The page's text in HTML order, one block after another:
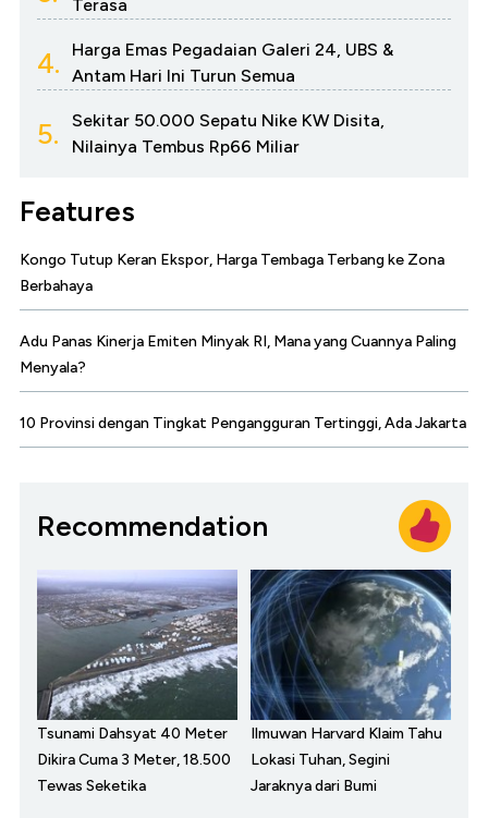
Terasa
4.
Harga Emas Pegadaian Galeri 24, UBS &
Antam Hari Ini Turun Semua
5.
Sekitar 50.000 Sepatu Nike KW Disita,
Nilainya Tembus Rp66 Miliar
Features
Kongo Tutup Keran Ekspor, Harga Tembaga Terbang ke Zona
Berbahaya
Adu Panas Kinerja Emiten Minyak RI, Mana yang Cuannya Paling
Menyala?
10 Provinsi dengan Tingkat Pengangguran Tertinggi, Ada Jakarta
Recommendation
Tsunami Dahsyat 40 Meter
Dikira Cuma 3 Meter, 18.500
Tewas Seketika
Ilmuwan Harvard Klaim Tahu
Lokasi Tuhan, Segini
Jaraknya dari Bumi